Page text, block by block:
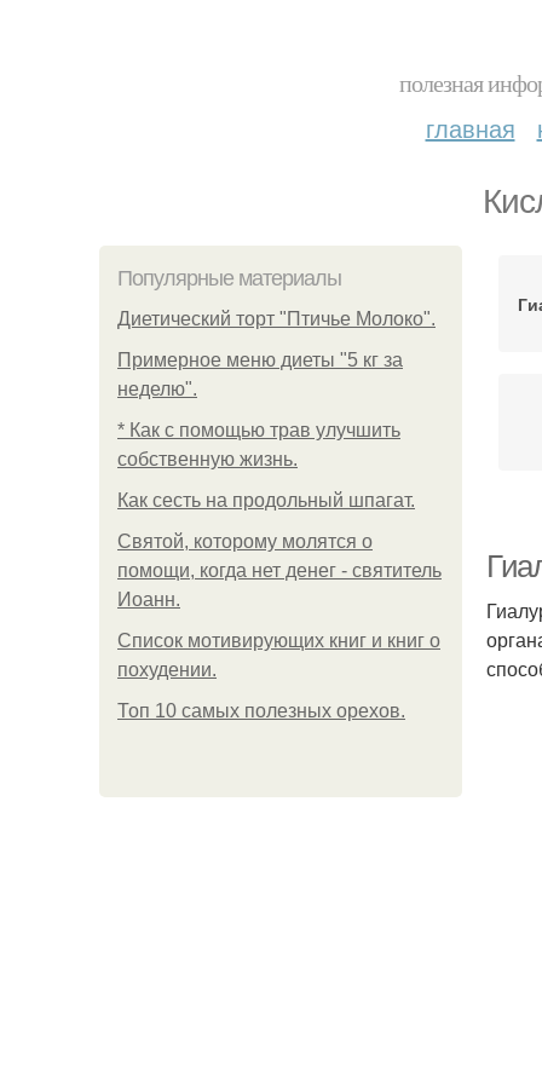
полезная
главная
Популярные материалы
Диетический торт "Птичье Молоко".
Примерное меню диеты "5 кг за
неделю".
* Как с помощью трав улучшить
собственную жизнь.
Как сесть на продольный шпагат.
Святой, которому молятся о
помощи, когда нет денег - святитель
Иоанн.
Список мотивирующих книг и книг о
похудении.
Топ 10 самых полезных орехов.